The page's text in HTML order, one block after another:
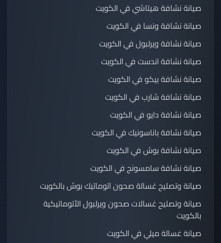
صيانة نشافة هيتاشي في الكويت
صيانة نشافة ونسا في الكويت
صيانة نشافة ويرلبول في الكويت
صيانة نشافة اندست في الكويت
صيانة نشافة بيكو في الكويت
صيانة نشافة شارب في الكويت
صيانة نشافة دايو في الكويت
صيانة نشافة باناسونيك في الكويت
صيانة نشافة بوش في الكويت
صيانة نشافة سامسونج في الكويت
صيانة وتصليح غسالة صحون اتوماتيك بوش بالكويت
صيانة وتصليح غسالات صحون ويرلبول الأتوماتيكية
بالكويت
صيانة غسالة ميلي في الكويت